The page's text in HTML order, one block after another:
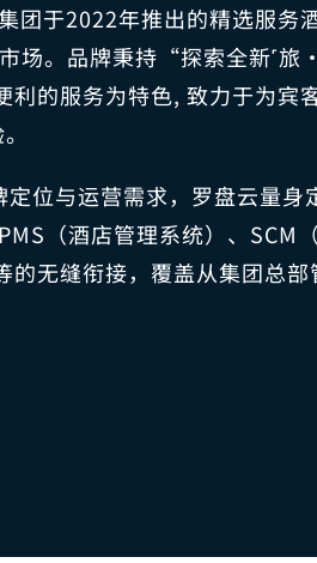
于2022年推出的精选服务
场。品牌秉持“探索全新˹旅
的服务为特色, 致力于为宾
位与运营需求，罗盘云量身
（酒店管理系统）、SCM
的无缝衔接，覆盖从集团总部